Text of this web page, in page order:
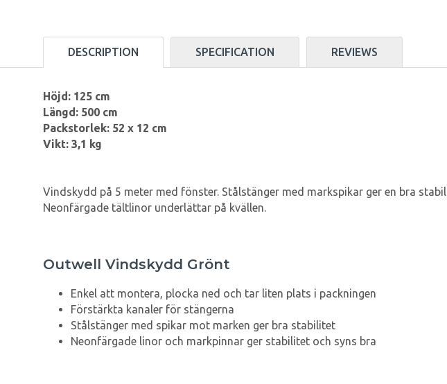
DESCRIPTION SPECIFICATION REVIEWS
Höjd: 125 cm
Längd: 500 cm
Packstorlek: 52 x 12 cm
Vikt: 3,1 kg
Vindskydd på 5 meter med fönster. Stålstänger med markspikar ger en bra
Neonfärgade tältlinor underlättar på kvällen.
Outwell Vindskydd Grönt
Enkel att montera, plocka ned och tar liten plats i packningen
Förstärkta kanaler för stängerna
Stålstänger med spikar mot marken ger bra stabilitet
Neonfärgade linor och markpinnar ger stabilitet och syns bra